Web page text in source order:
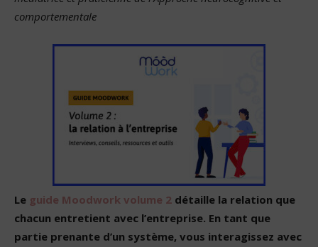
comportementale
Le guide Moodwork volume 2 détaille la relation que
chacun entretient avec l’entreprise. En tant que
partie prenante d’un système, vous interagissez avec